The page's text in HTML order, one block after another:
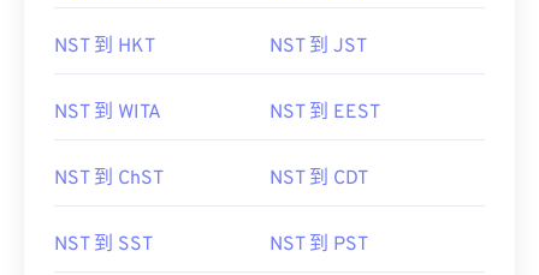
NST 到 HKT NST 到 JST
NST 到 WITA NST 到 EEST
NST 到 ChST NST 到 CDT
NST 到 SST NST 到 PST